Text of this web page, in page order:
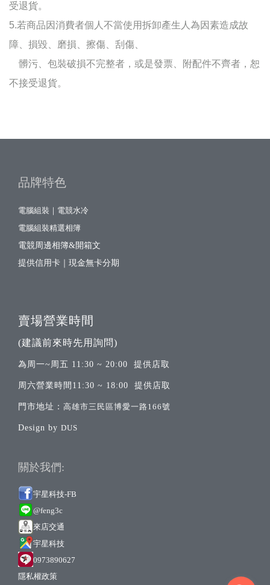
受退貨。
5.若商品因消費者個人不當使用拆卸產生人為因素造成故
障、損毀、磨損、擦傷、刮傷、
髒污、包裝破損不完整者，或是發票、附配件不齊者，恕
不接受退貨。
品牌特色
電腦組裝｜電競水冷
電腦組裝精選相簿
電競周邊相簿&開箱文
提供信用卡｜現金無卡分期
賣場營業時間
(建議前來時先用詢問)
為周一~周五 11:30 ~ 20:00 提供店取
周六營業時間11:30 ~ 18:00 提供店取
門市地址： 高雄市三民區博愛一路166號
Design by DUS
關於我們:
宇星科技-FB
@feng3c
來店交通
宇星科技
0973890627
隱私權政策